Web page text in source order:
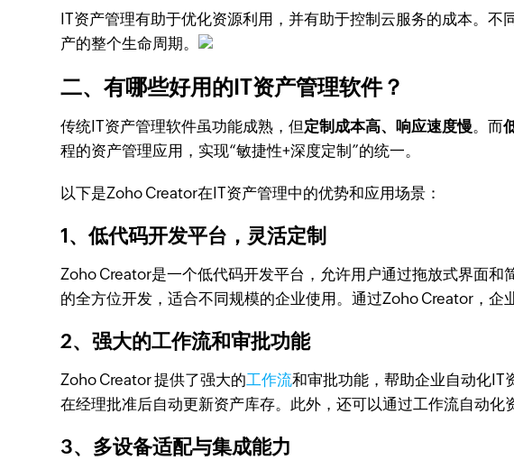
IT资产管理有助于优化资源利用，并有助于控制云服务的成本。
产的整个生命周期。
二、有哪些好用的IT资产管理软件？
传统IT资产管理软件虽功能成熟，但定制成本高、响应速度慢。而
程的资产管理应用，实现“敏捷性+深度定制”的统一。
以下是Zoho Creator在IT资产管理中的优势和应用场景：
1、低代码开发平台，灵活定制
Zoho Creator是一个低代码开发平台，允许用户通过拖放式界面
的全方位开发，适合不同规模的企业使用。通过Zoho Creator，企
2、强大的工作流和审批功能
Zoho Creator 提供了强大的工作流和审批功能，帮助企业自动化IT
在经理批准后自动更新资产库存。此外，还可以通过工作流自动
3、多设备适配与集成能力